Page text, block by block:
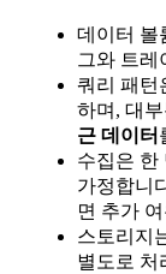
데이터 볼
그와 트레
쿼리 패턴
하며, 대
근 데이터
수집은 한
가정합니
면 추가
스토리지
별도로 처